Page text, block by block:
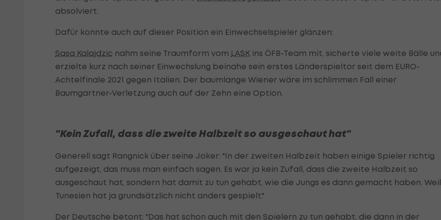
absolviert.
Dafür konnte auch auf dieser Position ein Einwechselspieler glänzen:
Sasa Kalajdzic nahm seine Traumform vom LASK ins ÖFB-Team mit, sicherte viele weite Bälle
erzielte kurz nach seiner Einwechslung beinahe sein erstes Länderspieltor seit dem EURO-
Achtelfinale 2021 gegen Italien. Der baumlange Wiener wäre im schlimmen Fall einer
Baumgartner-Verletzung auch auf der Zehn eine Option.
"Kein Zufall, dass die zweite Halbzeit so ausgeschaut hat"
Generell sagt Rangnick über seine Joker: "In der zweiten Halbzeit haben einige Spieler richtig
aufgezeigt, das muss man einfach sagen. Es war ja kein Zufall, dass die zweite Halbzeit so
ausgeschaut hat, sondern hat damit zu tun gehabt, wie die Jungs es dann gemacht haben. Weil
Tunesien hat ja grundsätzlich nicht anders gespielt."
Der Deutsche betont: "Das hat schon auch mit den Spielern zu tun gehabt, die dann in der